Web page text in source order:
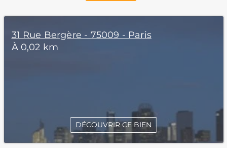
31 Rue Bergère - 75009 - Paris
À 0,02 km
DÉCOUVRIR CE BIEN